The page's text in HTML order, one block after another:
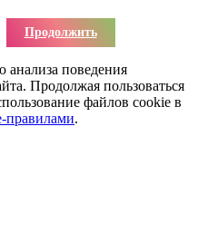
Продолжить
анализа поведения
Продолжая пользоваться
файлов cookie в
правилами.